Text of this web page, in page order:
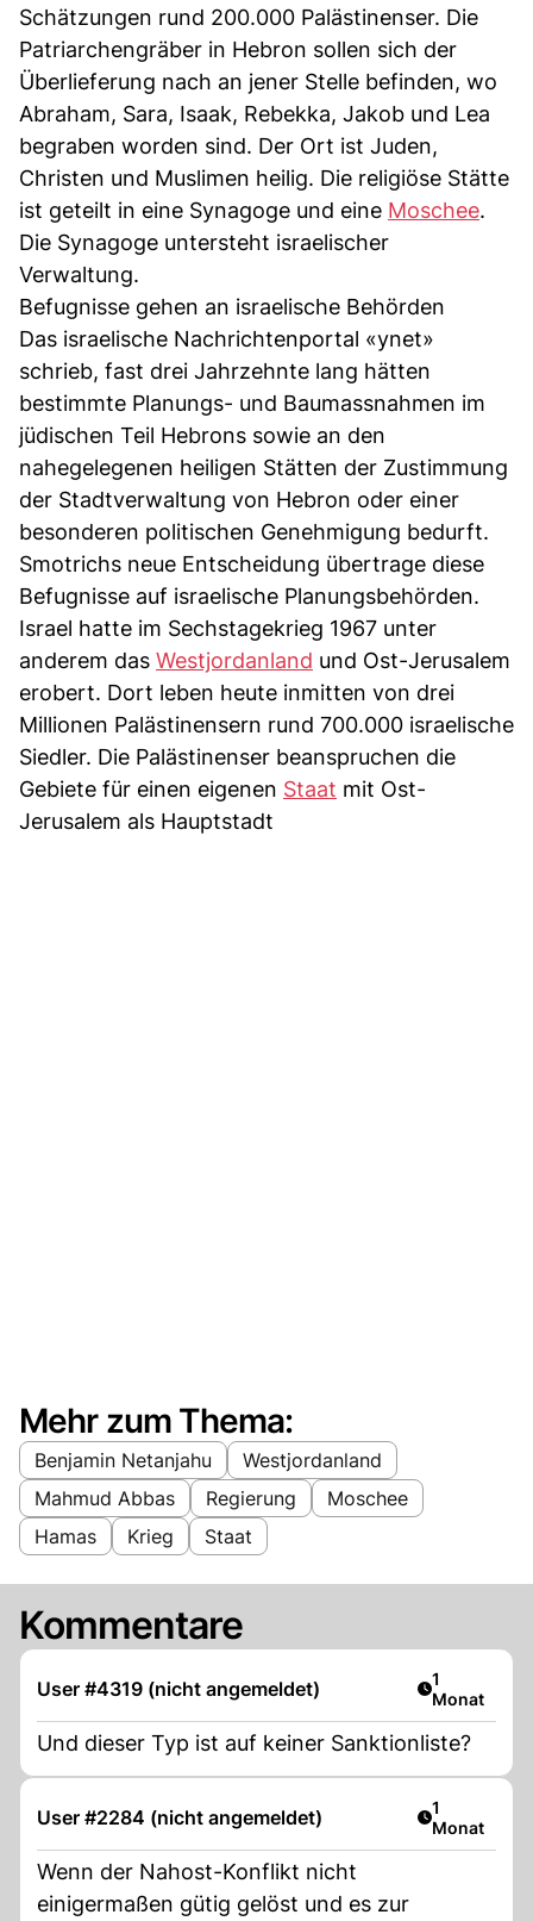
Schätzungen rund 200.000 Palästinenser. Die
Patriarchengräber in Hebron sollen sich der
Überlieferung nach an jener Stelle befinden, wo
Abraham, Sara, Isaak, Rebekka, Jakob und Lea
begraben worden sind. Der Ort ist Juden,
Christen und Muslimen heilig. Die religiöse Stätte
ist geteilt in eine Synagoge und eine Moschee.
Die Synagoge untersteht israelischer
Verwaltung.
Befugnisse gehen an israelische Behörden
Das israelische Nachrichtenportal «ynet»
schrieb, fast drei Jahrzehnte lang hätten
bestimmte Planungs- und Baumassnahmen im
jüdischen Teil Hebrons sowie an den
nahegelegenen heiligen Stätten der Zustimmung
der Stadtverwaltung von Hebron oder einer
besonderen politischen Genehmigung bedurft.
Smotrichs neue Entscheidung übertrage diese
Befugnisse auf israelische Planungsbehörden.
Israel hatte im Sechstagekrieg 1967 unter
anderem das Westjordanland und Ost-Jerusalem
erobert. Dort leben heute inmitten von drei
Millionen Palästinensern rund 700.000 israelische
Siedler. Die Palästinenser beanspruchen die
Gebiete für einen eigenen Staat mit Ost-
Jerusalem als Hauptstadt
Mehr zum Thema:
Benjamin Netanjahu
Westjordanland
Mahmud Abbas
Regierung
Moschee
Hamas
Krieg Staat
Kommentare
User #4319 (nicht angemeldet) Artikel
1
Monat
Und dieser Typ ist auf keiner Sanktionliste?
User #2284 (nicht angemeldet) Artikel
1
Monat
Wenn der Nahost-Konflikt nicht
einigermaßen gütig gelöst und es zur